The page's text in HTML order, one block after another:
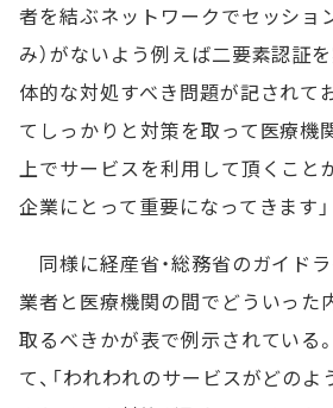
者を結ぶネットワークでセッショ
み）がないよう例えば二要素認証
体的な対処すべき問題が記されて
てしっかりと対策を取って医療機
上でサービスを利用して頂くこと
企業にとって重要になってきます」
同様に経産省・総務省のガイド
業者と医療機関の間でどういった
取るべきかが表で例示されている
て、「われわれのサービスがどの